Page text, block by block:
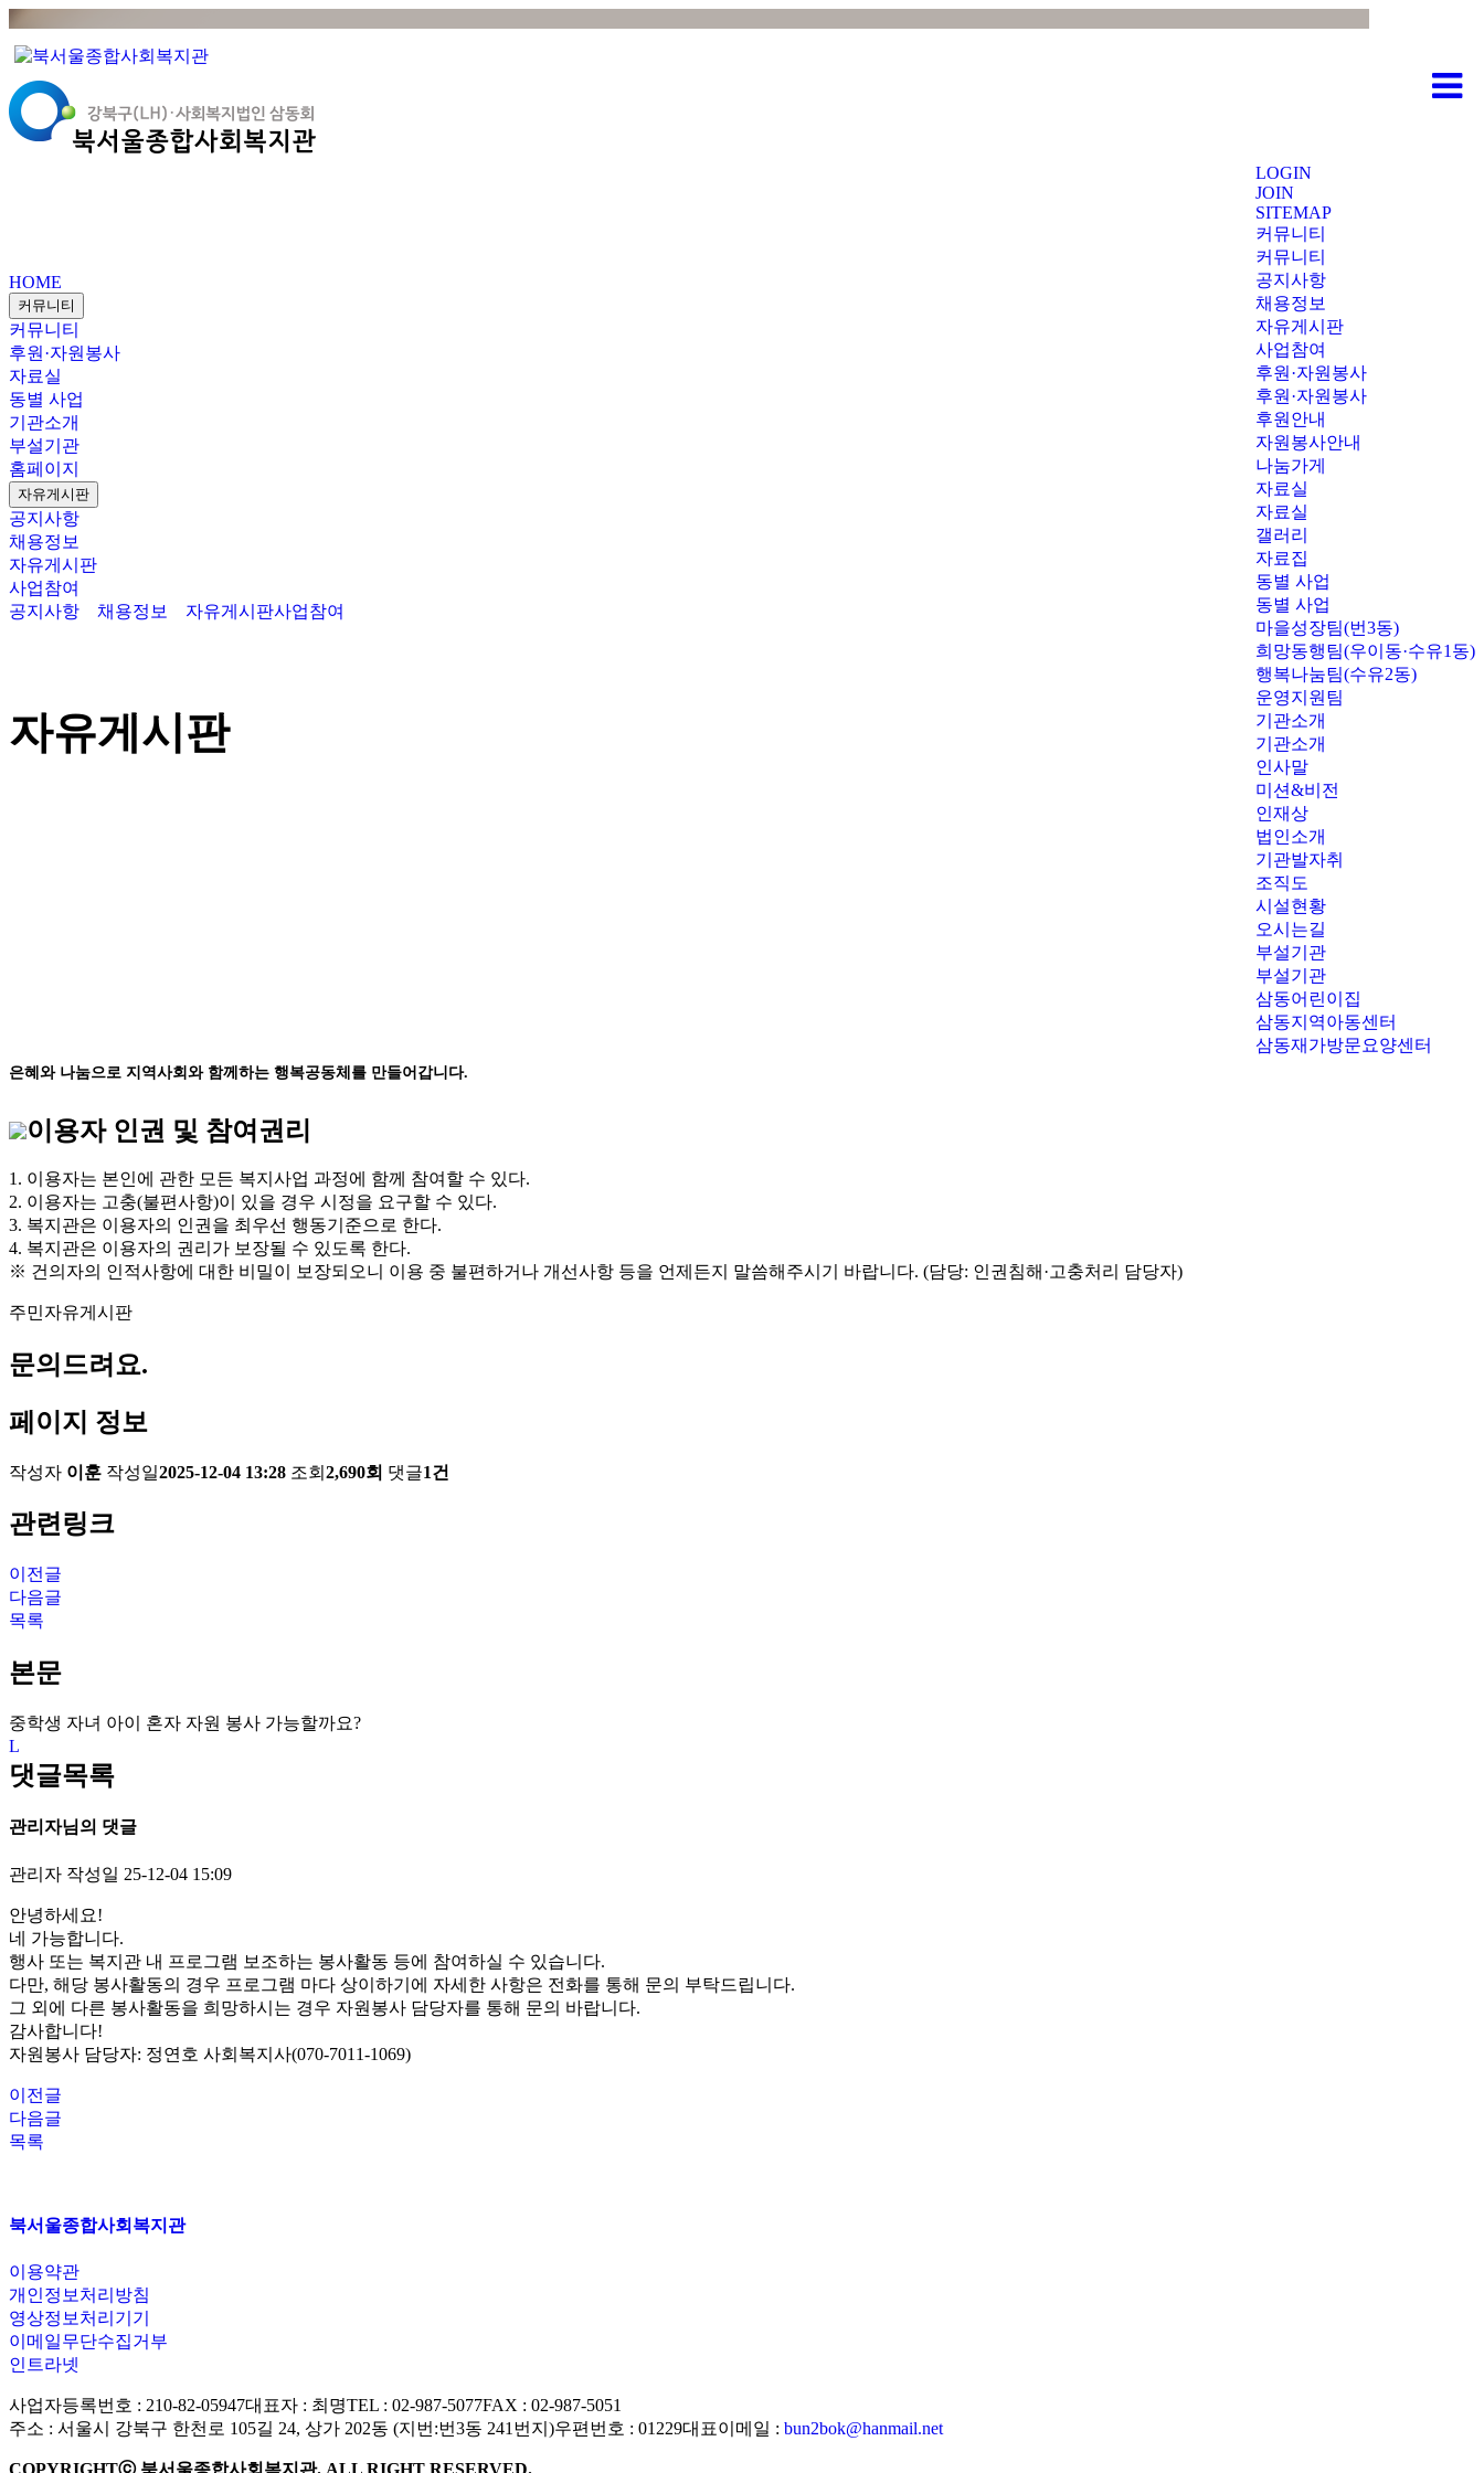
LOGIN
JOIN
SITEMAP
커뮤니티
커뮤니티
공지사항
채용정보
자유게시판
사업참여
후원·자원봉사
후원·자원봉사
후원안내
자원봉사안내
나눔가게
자료실
자료실
갤러리
자료집
동별 사업
동별 사업
마을성장팀(번3동)
희망동행팀(우이동·수유1동)
행복나눔팀(수유2동)
운영지원팀
기관소개
기관소개
인사말
미션&비전
인재상
법인소개
기관발자취
조직도
시설현황
오시는길
부설기관
부설기관
삼동어린이집
삼동지역아동센터
삼동재가방문요양센터
HOME
커뮤니티
커뮤니티
후원·자원봉사
자료실
동별 사업
기관소개
부설기관
홈페이지
자유게시판
공지사항
채용정보
자유게시판
사업참여
공지사항
채용정보 자유게시판사업참여
자유게시판
은혜와 나눔으로 지역사회와 함께하는 행복공동체를 만들어갑니다.
이용자 인권 및 참여권리
1. 이용자는 본인에 관한 모든 복지사업 과정에 함께 참여할 수 있다.
2. 이용자는 고충(불편사항)이 있을 경우 시정을 요구할 수 있다.
3. 복지관은 이용자의 인권을 최우선 행동기준으로 한다.
4. 복지관은 이용자의 권리가 보장될 수 있도록 한다.
※ 건의자의 인적사항에 대한 비밀이 보장되오니 이용 중 불편하거나 개선사항 등을 언제든지 말씀해주시기 바랍니다. (담당: 인권침해·고충처리 담당자)
주민자유게시판
문의드려요.
페이지 정보
작성자 이훈 작성일2025-12-04 13:28 조회 2,690회 댓글1건
관련링크
이전글
다음글
목록
본문
중학생 자녀 아이 혼자 자원 봉사 가능할까요?
댓글목록
관리자님의 댓글
관리자 작성일 25-12-04 15:09
안녕하세요!
네 가능합니다.
행사 또는 복지관 내 프로그램 보조하는 봉사활동 등에 참여하실 수 있습니다.
다만, 해당 봉사활동의 경우 프로그램 마다 상이하기에 자세한 사항은 전화를 통해 문의 부탁드립니다.
그 외에 다른 봉사활동을 희망하시는 경우 자원봉사 담당자를 통해 문의 바랍니다.
감사합니다!
자원봉사 담당자: 정연호 사회복지사(070-7011-1069)
이전글
다음글
목록
북서울종합사회복지관
이용약관
개인정보처리방침
영상정보처리기기
이메일무단수집거부
인트라넷
사업자등록번호 : 210-82-05947대표자 : 최명TEL : 02-987-5077FAX : 02-987-5051
주소 : 서울시 강북구 한천로 105길 24, 상가 202동 (지번:번3동 241번지)우편번호 : 01229대표이메일 : bun2bok@hanmail.net